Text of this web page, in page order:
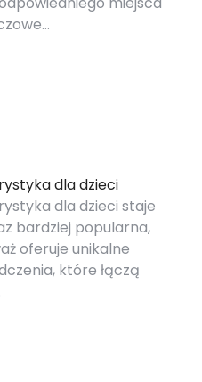
dla dzieci
dla dzieci staje
bardziej popularna,
oferuje unikalne
które łączą